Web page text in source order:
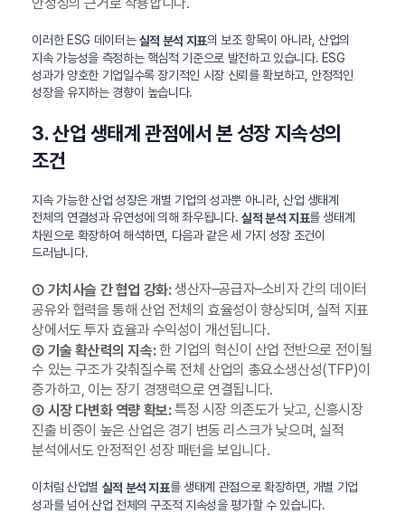
이러한 ESG 데이터는실적 분석 지표의 보조 항목이 아니라, 산업의
지속 가능성을 측정하는 핵심적 기준으로 발전하고 있습니다. ESG
성과가 양호한 기업일수록 장기적인 시장 신뢰를 확보하고, 안정적인
성장을 유지하는 경향이 높습니다.
3. 산업 생태계 관점에서 본 성장 지속성의
조건
지속 가능한 산업 성장은 개별 기업의 성과뿐 아니라, 산업 생태계
전체의 연결성과 유연성에 의해 좌우됩니다. 실적 분석 지표를 생태계
차원으로 확장하여 해석하면, 다음과 같은 세 가지 성장 조건이
드러납니다.
① 가치사슬 간 협업 강화:생산자–공급자–소비자 간의 데이터
공유와 협력을 통해 산업 전체의 효율성이 향상되며, 실적 지표
상에서도 투자 효율과 수익성이 개선됩니다.
② 기술 확산력의 지속:한 기업의 혁신이 산업 전반으로 전이될
수 있는 구조가 갖춰질수록 전체 산업의 총요소생산성(TFP)이
증가하고, 이는 장기 경쟁력으로 연결됩니다.
③ 시장 다변화 역량 확보:특정 시장 의존도가 낮고, 신흥시장
진출 비중이 높은 산업은 경기 변동 리스크가 낮으며, 실적
분석에서도 안정적인 성장 패턴을 보입니다.
이처럼 산업별 실적 분석 지표를 생태계 관점으로 확장하면, 개별 기업
성과를 넘어 산업 전체의 구조적 지속성을 평가할 수 있습니다.